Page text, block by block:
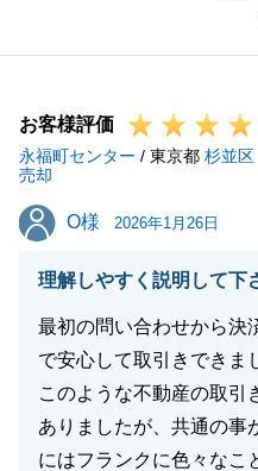
いますが、微力ながらお
たです。
まい大変申し訳ございま
これからの営業活動に活
今後とも、是非変わらぬ
お願い申し上げます。
お客様評価
永福町センター / 東京都 杉並区
売却
O様
O様 2026年1月26日
理解しやすく説明して下
最初の問い合わせから決
で安心して取引きできま
このような不動産の取引
ありましたが、共通の事
にはフランクに色々なこ